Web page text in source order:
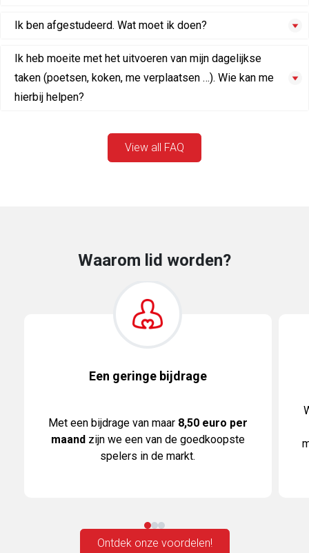
Ik ben afgestudeerd. Wat moet ik doen?
Ik heb moeite met het uitvoeren van mijn dagelijkse
taken (poetsen, koken, me verplaatsen …). Wie kan me
hierbij helpen?
View all FAQ
Waarom lid worden?
Een geringe bijdrage
Met een bijdrage van maar 8,50 euro per
maand zijn we een van de goedkoopste
spelers in de markt.
Ontdek onze voordelen!